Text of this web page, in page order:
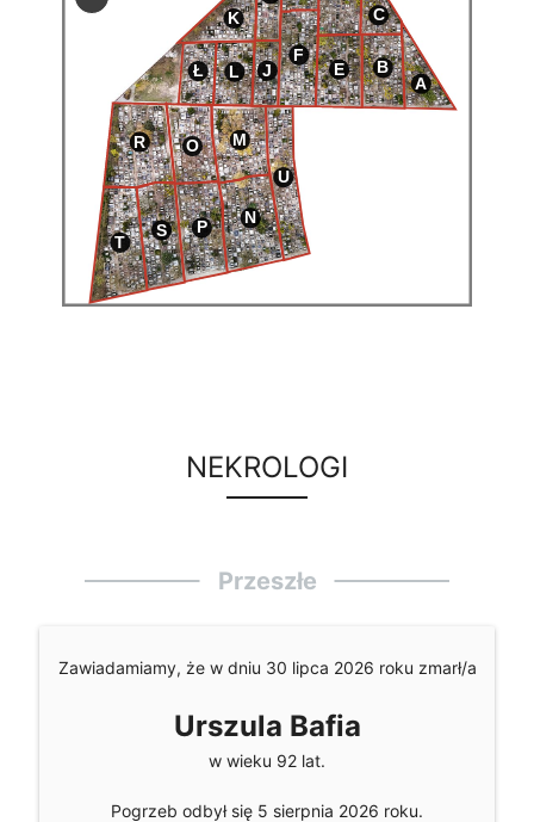
A
B
C
E
F
J
K
L
Ł
M
N
O
P
R
S
T
U
NEKROLOGI
Przeszłe
Zawiadamiamy, że w dniu 30 lipca 2026 roku zmarł/a
Urszula Bafia
w wieku 92 lat.
Pogrzeb odbył się 5 sierpnia 2026 roku.